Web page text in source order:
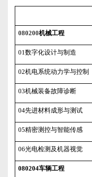
080200机械工程
01 数字化设计与制造
02机电系统动力学与控制
03机械装备故障诊断
04先进材料成形与测试
05精密测控与智能传感
06光电检测及机器视觉
080204车辆工程